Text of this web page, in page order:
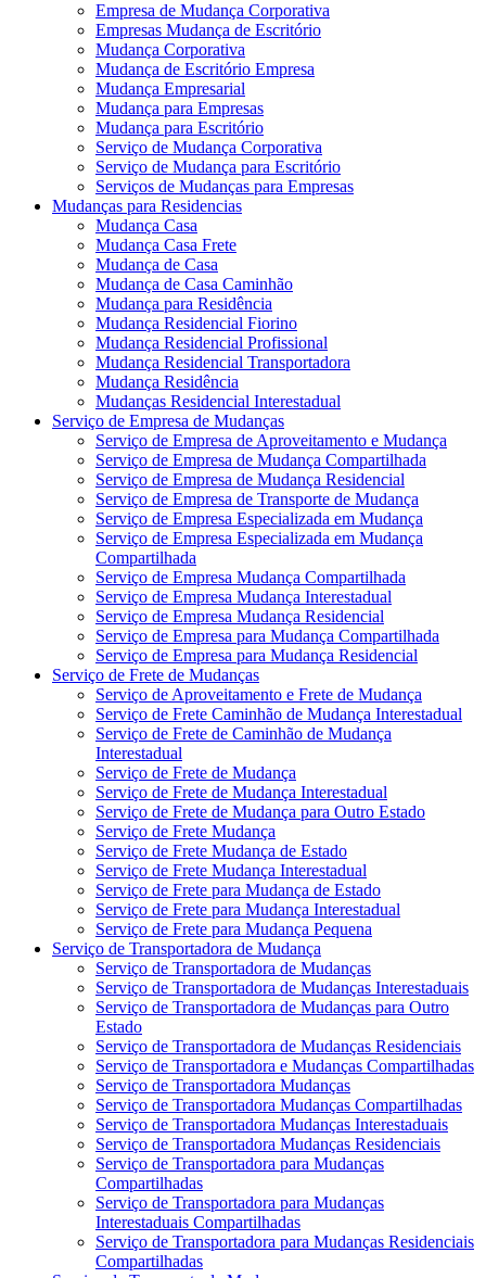
Empresa de Mudança Corporativa
Empresas Mudança de Escritório
Mudança Corporativa
Mudança de Escritório Empresa
Mudança Empresarial
Mudança para Empresas
Mudança para Escritório
Serviço de Mudança Corporativa
Serviço de Mudança para Escritório
Serviços de Mudanças para Empresas
Mudanças para Residencias
Mudança Casa
Mudança Casa Frete
Mudança de Casa
Mudança de Casa Caminhão
Mudança para Residência
Mudança Residencial Fiorino
Mudança Residencial Profissional
Mudança Residencial Transportadora
Mudança Residência
Mudanças Residencial Interestadual
Serviço de Empresa de Mudanças
Serviço de Empresa de Aproveitamento e Mudança
Serviço de Empresa de Mudança Compartilhada
Serviço de Empresa de Mudança Residencial
Serviço de Empresa de Transporte de Mudança
Serviço de Empresa Especializada em Mudança
Serviço de Empresa Especializada em Mudança
Compartilhada
Serviço de Empresa Mudança Compartilhada
Serviço de Empresa Mudança Interestadual
Serviço de Empresa Mudança Residencial
Serviço de Empresa para Mudança Compartilhada
Serviço de Empresa para Mudança Residencial
Serviço de Frete de Mudanças
Serviço de Aproveitamento e Frete de Mudança
Serviço de Frete Caminhão de Mudança Interestadual
Serviço de Frete de Caminhão de Mudança
Interestadual
Serviço de Frete de Mudança
Serviço de Frete de Mudança Interestadual
Serviço de Frete de Mudança para Outro Estado
Serviço de Frete Mudança
Serviço de Frete Mudança de Estado
Serviço de Frete Mudança Interestadual
Serviço de Frete para Mudança de Estado
Serviço de Frete para Mudança Interestadual
Serviço de Frete para Mudança Pequena
Serviço de Transportadora de Mudança
Serviço de Transportadora de Mudanças
Serviço de Transportadora de Mudanças Interestaduais
Serviço de Transportadora de Mudanças para Outro
Estado
Serviço de Transportadora de Mudanças Residenciais
Serviço de Transportadora e Mudanças Compartilhadas
Serviço de Transportadora Mudanças
Serviço de Transportadora Mudanças Compartilhadas
Serviço de Transportadora Mudanças Interestaduais
Serviço de Transportadora Mudanças Residenciais
Serviço de Transportadora para Mudanças
Compartilhadas
Serviço de Transportadora para Mudanças
Interestaduais Compartilhadas
Serviço de Transportadora para Mudanças Residenciais
Compartilhadas